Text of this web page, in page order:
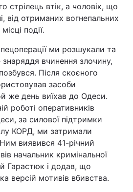
стрілець втік, а чоловік, що
від отриманих вогнепальних
події.
ми розшукали та
вчинення злочину,
Після скоєного
засоби
же день виїхав до Одеси.
роботі оперативників
за силової підтримки
КОРД, ми затримали
Ним виявився 41-річний
начальник кримінальної
Гарастюк і додав, що
версій мотивів вбивства.